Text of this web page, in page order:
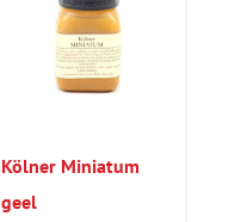
Kölner Miniatum
geel